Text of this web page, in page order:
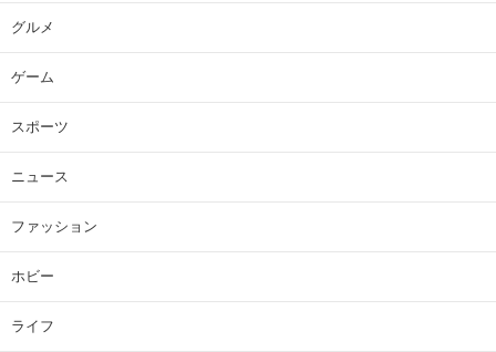
グルメ
ゲーム
スポーツ
ニュース
ファッション
ホビー
ライフ